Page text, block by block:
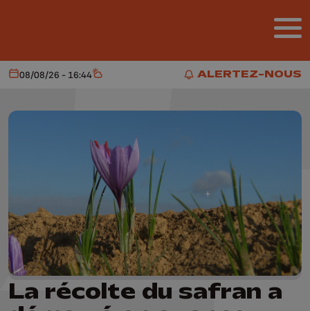
ALERTEZ-NOUS
ALERTEZ-NOUS
Aujourd'hui
08/08/26 - 16:44 Météo
La récolte du safran a